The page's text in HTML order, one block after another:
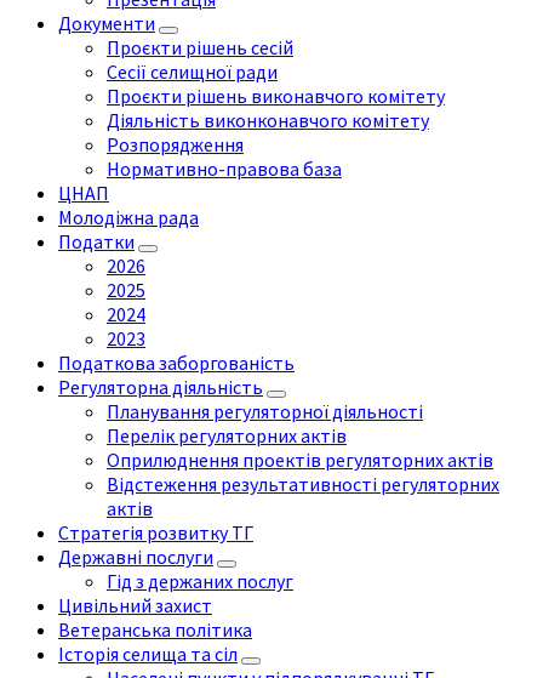
Документи
Проєкти рішень сесій
Сесії селищної ради
Проєкти рішень виконавчого комітету
Діяльність виконконавчого комітету
Розпорядження
Нормативно-правова база
ЦНАП
Молодіжна рада
Податки
2026
2025
2024
2023
Податкова заборгованість
Регуляторна діяльність
Планування регуляторної діяльності
Перелік регуляторних актів
Оприлюднення проектів регуляторних актів
Відстеження результативності регуляторних
актів
Стратегія розвитку ТГ
Державні послуги
Гід з держаних послуг
Цивільний захист
Ветеранська політика
Історія селища та сіл